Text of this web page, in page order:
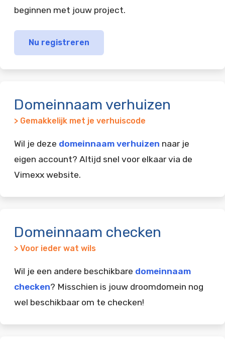
beginnen met jouw project.
Nu registreren
Domeinnaam verhuizen
> Gemakkelijk met je verhuiscode
Wil je deze domeinnaam verhuizen naar je
eigen account? Altijd snel voor elkaar via de
Vimexx website.
Domeinnaam checken
> Voor ieder wat wils
Wil je een andere beschikbare domeinnaam
checken? Misschien is jouw droomdomein nog
wel beschikbaar om te checken!